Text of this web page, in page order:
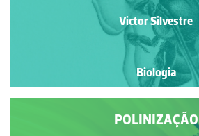
Victor Silvestre
Biologia
POLINIZAÇÃO